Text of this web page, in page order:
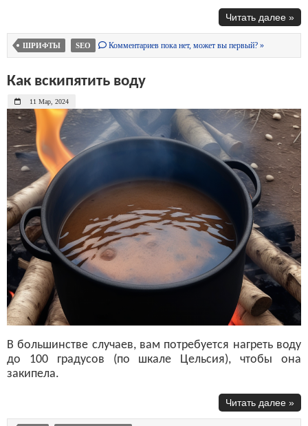
Читать далее »
ШРИФТЫ SEO Комментариев пока нет, может вы первый? »
Как вскипятить воду
11 Мар, 2024
В большинстве случаев, вам потребуется нагреть воду
до 100 градусов (по шкале Цельсия), чтобы она
закипела.
Читать далее »